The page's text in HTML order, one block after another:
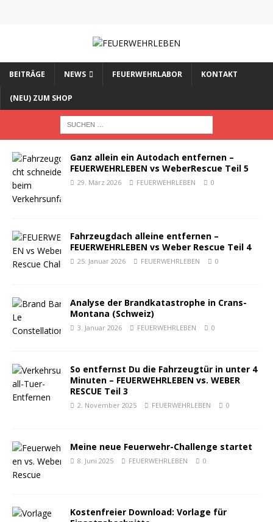
BEITRÄGE NEWS FEUERWEHRLABOR KONTAKT
(NEU) ZUM SHOP
Ganz allein ein Autodach entfernen –
FEUERWEHRLEBEN vs WeberRescue Teil 5
29. März 2026 FEUERWEHRLEBEN 0
Fahrzeugdach alleine entfernen –
FEUERWEHRLEBEN vs Weber Rescue Teil 4
25. Januar 2026 FEUERWEHRLEBEN 0
Analyse der Brandkatastrophe in Crans-
Montana (Schweiz)
3. Januar 2026 FEUERWEHRLEBEN 0
So entfernst Du die Fahrzeugtür in unter 4
Minuten – FEUERWEHRLEBEN vs. WEBER
RESCUE Teil 3
2. November 2025 FEUERWEHRLEBEN 0
Meine neue Feuerwehr-Challenge startet
8. Juni 2025 FEUERWEHRLEBEN 0
Kostenfreier Download: Vorlage für